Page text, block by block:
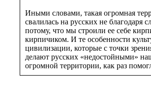
Иными словами, такая огромная
свалилась на русских не благодаря
потому, что мы строили ее себе
кирпичиком. И те особенности
цивилизации, которые с точки
делают русских «недостойными»
огромной территории, как раз